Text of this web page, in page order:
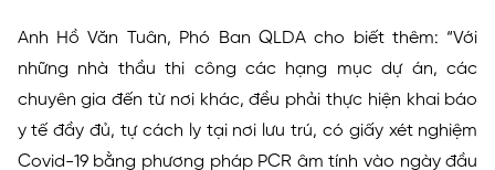
Anh Hồ Văn Tuân, Phó Ban QLDA cho biết thêm: “Với
những nhà thầu thi công các hạng mục dự án, các
chuyên gia đến từ nơi khác, đều phải thực hiện khai báo
y tế đầy đủ, tự cách ly tại nơi lưu trú, có giấy xét nghiệm
Covid-19 bằng phương pháp PCR âm tính vào ngày đầu